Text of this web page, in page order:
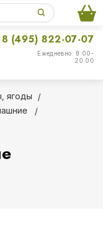
Ежедневно: 8:00-
20:00
8 (495) 822-07-07
ягоды